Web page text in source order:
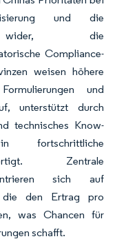
und die
wider, die
Compliance-
weisen höhere
und
unterstützt durch
technisches Know-
Zentrale
sich auf
die den Ertrag pro
was Chancen für
schafft.